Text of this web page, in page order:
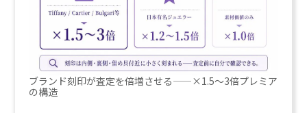
ブランド刻印が査定を倍増させる——×1.5〜3倍プレミア
の構造